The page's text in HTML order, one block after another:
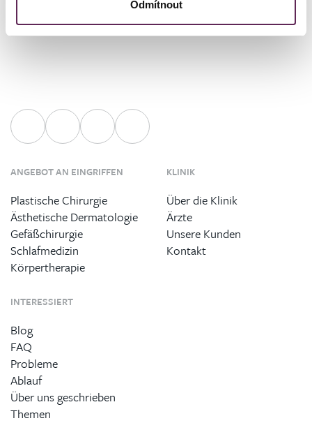
Odmítnout
ANGEBOT AN EINGRIFFEN
Plastische Chirurgie
Ästhetische Dermatologie
Gefäßchirurgie
Schlafmedizin
Körpertherapie
KLINIK
Über die Klinik
Ärzte
Unsere Kunden
Kontakt
INTERESSIERT
Blog
FAQ
Probleme
Ablauf
Über uns geschrieben
Themen